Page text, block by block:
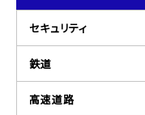
セキュリティ
鉄道
高速道路